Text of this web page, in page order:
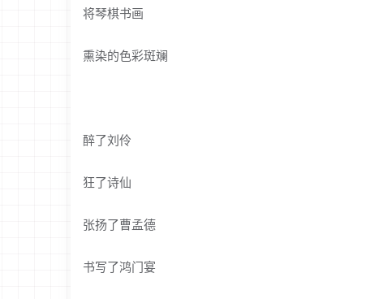
将琴棋书画
熏染的色彩斑斓
醉了刘伶
狂了诗仙
张扬了曹孟德
书写了鸿门宴